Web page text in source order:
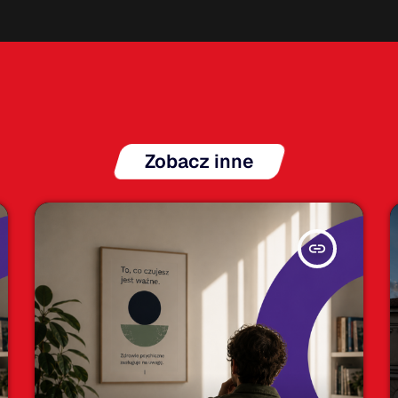
Zobacz inne
insert_link